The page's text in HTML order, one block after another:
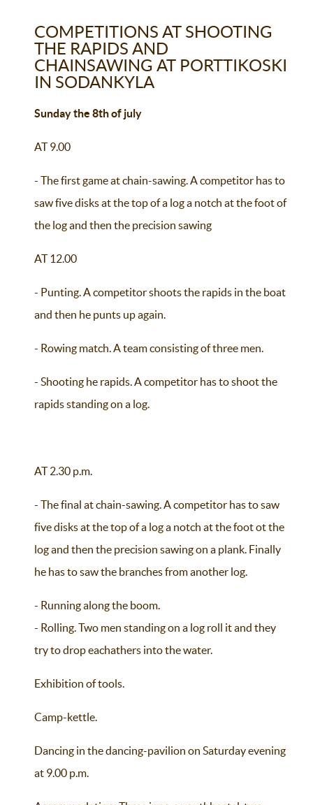
COMPETITIONS AT SHOOTING
THE RAPIDS AND
CHAINSAWING AT PORTTIKOSKI
IN SODANKYLA
Sunday the 8th of july
AT 9.00
- The first game at chain-sawing. A competitor has to
saw five disks at the top of a log a notch at the foot of
the log and then the precision sawing
AT 12.00
- Punting. A competitor shoots the rapids in the boat
and then he punts up again.
- Rowing match. A team consisting of three men.
- Shooting he rapids. A competitor has to shoot the
rapids standing on a log.
AT 2.30 p.m.
- The final at chain-sawing. A competitor has to saw
five disks at the top of a log a notch at the foot ot the
log and then the precision sawing on a plank. Finally
he has to saw the branches from another log.
- Running along the boom.
- Rolling. Two men standing on a log roll it and they
try to drop eachathers into the water.
Exhibition of tools.
Camp-kettle.
Dancing in the dancing-pavilion on Saturday evening
at 9.00 p.m.